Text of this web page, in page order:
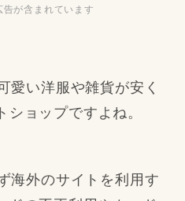
が含まれています
愛い洋服や雑貨が安く
ショップですよね。
海外のサイトを利用す